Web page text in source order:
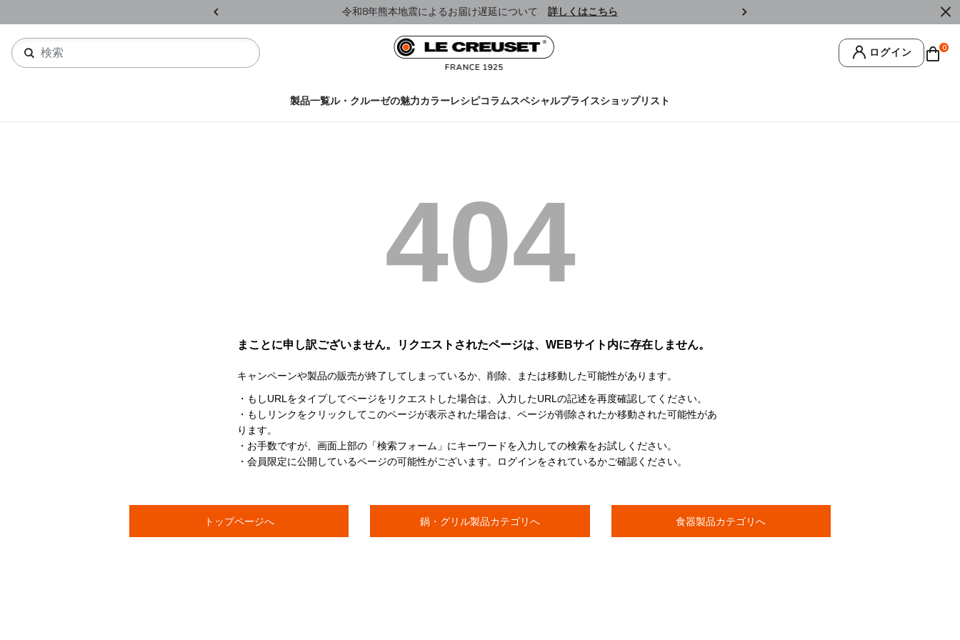
令和8年熊本地震によるお届け遅延について 詳しくはこちら ￥
ログイン 0
製品一覧ル・クルーゼの魅力カラーレシピコラムスペシャルプライスショップリスト
404
まことに申し訳ございません。リクエストされたページは、WEBサイト内に存在しません。
キャンペーンや製品の販売が終了してしまっているか、削除、または移動した可能性があります。
・もしURLをタイプしてページをリクエストした場合は、入力したURLの記述を再度確認してください。
・もしリンクをクリックしてこのページが表示された場合は、ページが削除されたか移動された可能性があ
ります。
・お手数ですが、画面上部の「検索フォーム」にキーワードを入力しての検索をお試しください。
・会員限定に公開しているページの可能性がございます。ログインをされているかご確認ください。
トップページへ 鍋・グリル製品カテゴリへ 食器製品カテゴリへ